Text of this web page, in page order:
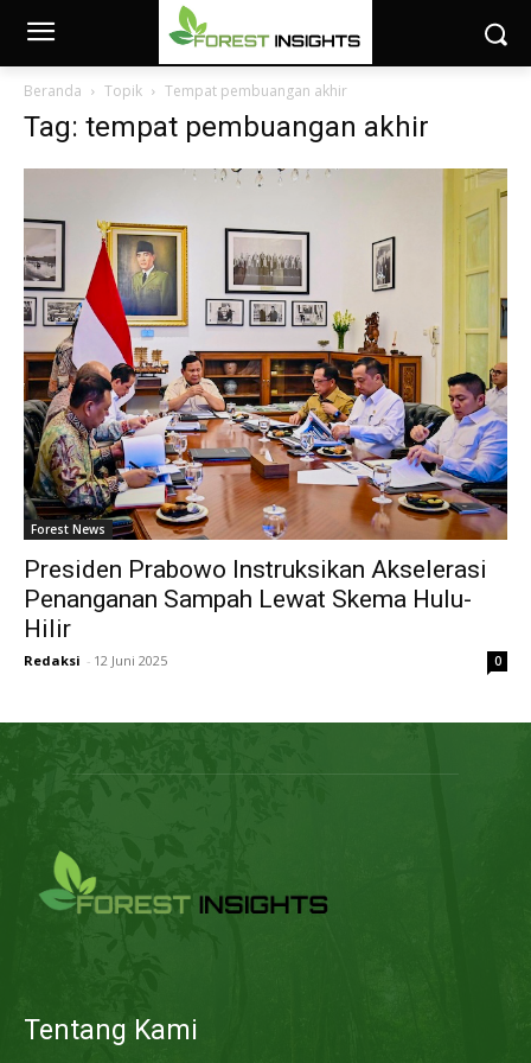
Beranda Topik Tempat pembuangan akhir
Tag: tempat pembuangan akhir
Forest News
Presiden Prabowo Instruksikan Akselerasi
Penanganan Sampah Lewat Skema Hulu-
Hilir
Redaksi - 12 Juni 2025 0
Tentang Kami